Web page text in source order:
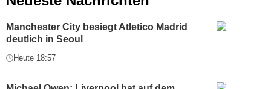
Manchester City besiegt Atletico Madrid
deutlich in Seoul
Heute 18:57